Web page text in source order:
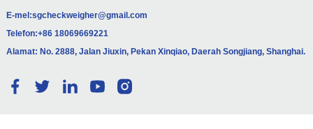
E-mel:sgcheckweigher@gmail.com
Telefon:+86 18069669221
Alamat: No. 2888, Jalan Jiuxin, Pekan Xinqiao, Daerah Songjiang, Shanghai.